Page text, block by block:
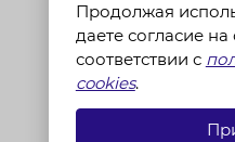
Продолжая
даете согласие
соответствии с
cookies.